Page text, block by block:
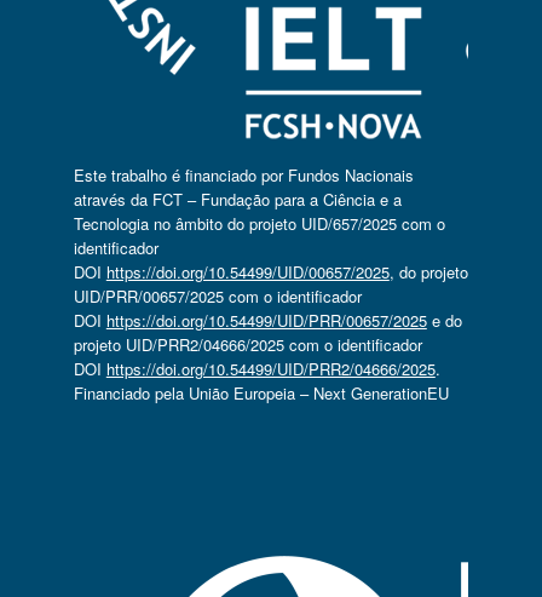
Este trabalho é financiado por Fundos Nacionais
através da FCT – Fundação para a Ciência e a
Tecnologia no âmbito do projeto UID/657/2025 com o
identificador
DOI https://doi.org/10.54499/UID/00657/2025, do projeto
UID/PRR/00657/2025 com o identificador
DOI https://doi.org/10.54499/UID/PRR/00657/2025e do
projeto UID/PRR2/04666/2025 com o identificador
DOI https://doi.org/10.54499/UID/PRR2/04666/2025.
Financiado pela União Europeia – Next GenerationEU